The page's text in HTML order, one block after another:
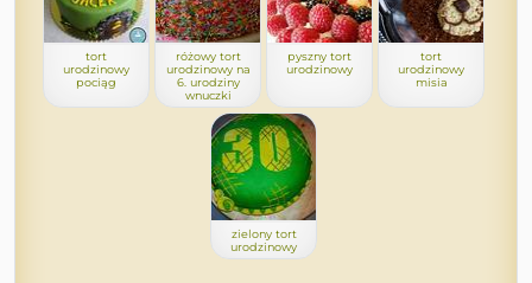
tort
urodzinowy
pociąg
różowy tort
urodzinowy na
6. urodziny
wnuczki
pyszny tort
urodzinowy
tort
urodzinowy
misia
zielony tort
urodzinowy